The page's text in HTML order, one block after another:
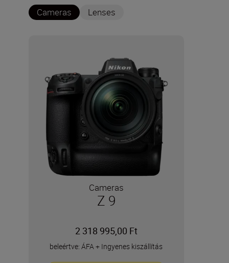
Cameras Lenses
Cameras
Z 9
2 318 995,00 Ft
beleértve: ÁFA + Ingyenes kiszállítás